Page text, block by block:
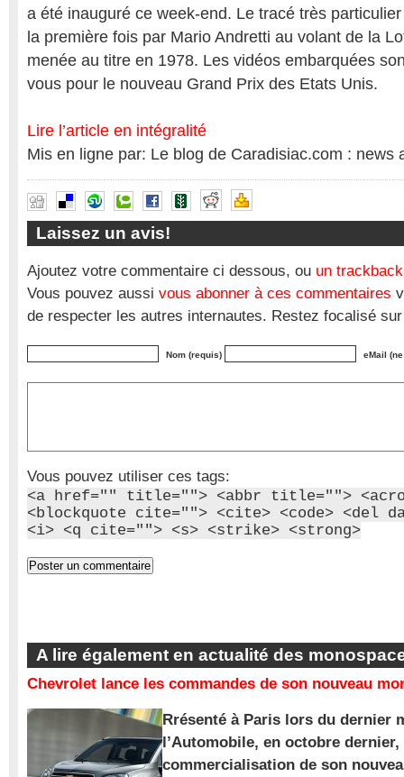
a été inauguré ce week-end. Le tracé très
la première fois par Mario Andretti au volant de la
menée au titre en 1978. Les vidéos embarquées
vous pour le nouveau Grand Prix des Etats Unis.
Lire l’article en intégralité
Mis en ligne par: Le blog de Caradisiac.com : news
Laissez un avis!
Ajoutez votre commentaire ci dessous, ou un trackback
Vous pouvez aussi vous abonner à ces commentaires
de respecter les autres internautes. Restez focalisé
Nom (requis) eMail
Vous pouvez utiliser ces tags:
<a href="" title=""> <abbr title="">
<blockquote cite=""> <cite> <code> <del
<i> <q cite=""> <s> <strike> <strong>
A lire également en actualité des
Chevrolet lance les commandes de son nouveau
Rrésenté à Paris lors du dernier
l’Automobile, en octobre
commercialisation de son